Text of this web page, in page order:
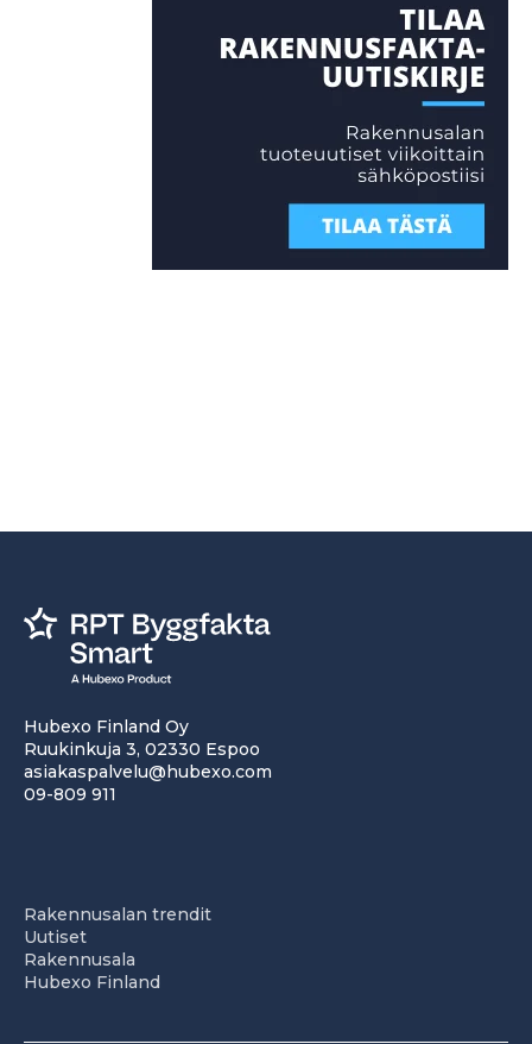
Hubexo Finland Oy
Ruukinkuja 3, 02330 Espoo
asiakaspalvelu@hubexo.com
09-809 911
Rakennusalan trendit
Uutiset
Rakennusala
Hubexo Finland